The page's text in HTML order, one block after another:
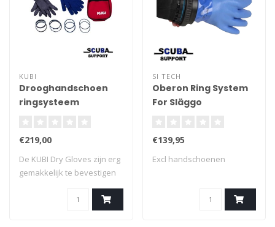
KUBI
Drooghandschoen
ringsysteem
€219,00
De KUBI Dry Gloves zijn erg
gemakkelijk te bevestigen
SI TECH
Oberon Ring System
For Släggo
€139,95
Excl handschoenen